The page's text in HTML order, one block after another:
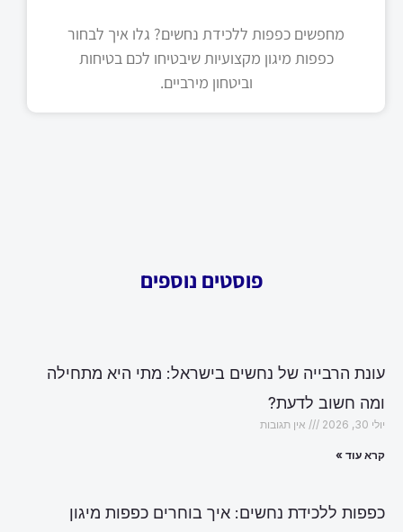
מחפשים כפפות ללכידת נחשים? גלו איך לבחור
כפפות מיגון מקצועיות שיבטיחו לכם בטיחות
וביטחון מירביים.
פוסטים נוספים
עונת הרבייה של נחשים בישראל: מתי היא מתחילה
ומה חשוב לדעת?
יולי 30, 2026 אין תגובות
קרא עוד »
כפפות ללכידת נחשים: איך בוחרים כפפות מיגון